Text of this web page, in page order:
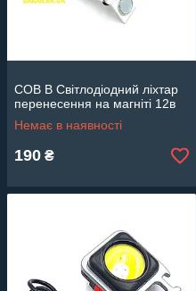
COB B Світлодіодний ліхтар
перенесення на магніті 12в
Немає в наявності
190 ₴